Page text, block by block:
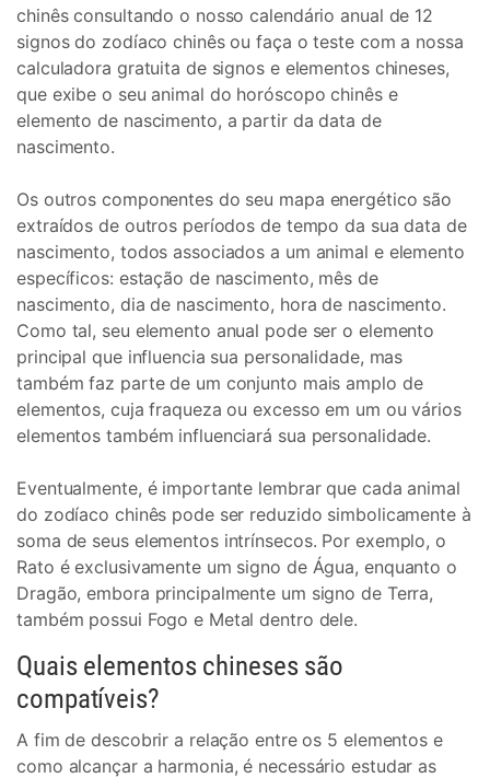
chinês consultando o nosso calendário anual de 12
signos do zodíaco chinês ou faça o teste com a nossa
calculadora gratuita de signos e elementos chineses,
que exibe o seu animal do horóscopo chinês e
elemento de nascimento, a partir da data de
nascimento.
Os outros componentes do seu mapa energético são
extraídos de outros períodos de tempo da sua data de
nascimento, todos associados a um animal e elemento
específicos: estação de nascimento, mês de
nascimento, dia de nascimento, hora de nascimento.
Como tal, seu elemento anual pode ser o elemento
principal que influencia sua personalidade, mas
também faz parte de um conjunto mais amplo de
elementos, cuja fraqueza ou excesso em um ou vários
elementos também influenciará sua personalidade.
Eventualmente, é importante lembrar que cada animal
do zodíaco chinês pode ser reduzido simbolicamente à
soma de seus elementos intrínsecos. Por exemplo, o
Rato é exclusivamente um signo de Água, enquanto o
Dragão, embora principalmente um signo de Terra,
também possui Fogo e Metal dentro dele.
Quais elementos chineses são
compatíveis?
A fim de descobrir a relação entre os 5 elementos e
como alcançar a harmonia, é necessário estudar as